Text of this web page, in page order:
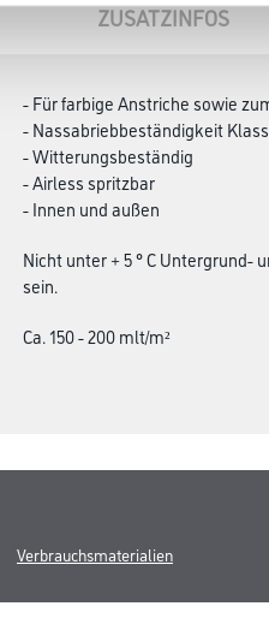
ZUSATZINFOS
- Für farbige Anstriche sowie
- Nassabriebbeständigkeit
- Witterungsbeständig
- Airless spritzbar
- Innen und außen
Nicht unter + 5 ° C
sein.
Ca. 150 - 200 mlt/m²
Verbrauchsmaterialien